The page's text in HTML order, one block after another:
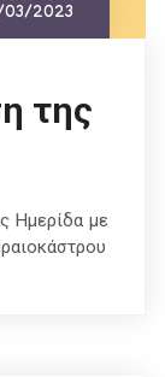
03/2023
της
Ημερίδα με